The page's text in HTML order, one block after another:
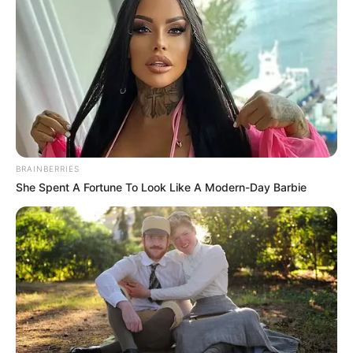
- Elementos de camping como sillas o carpas.
- Cigarrillos y vaporizadores.
- Sombrillas.
- Alimentos o bebidas.
- Mascotas.
- Drones o equipos fotográficos profesionales.
- Sustancias alucinógenas.
Se recomienda también llevar una maleta pequeña y
verificar de antemano las rutas de transporte público
que estarán habilitadas para el regreso a casa. El SITP
dispondrá rutas nocturnas especiales desde las 10:30
p.m. y hasta las 2:30 a.m., facilitando la movilidad de los
asistentes.
BRAINBERRIES
She Spent A Fortune To Look Like A Modern-Day Barbie